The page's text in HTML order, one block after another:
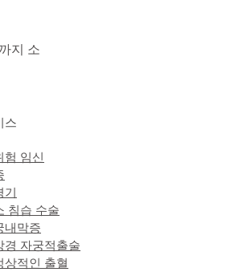
지 소
스
험 임신
기
침습 수술
내막증
경 자궁적출술
상적인 출혈